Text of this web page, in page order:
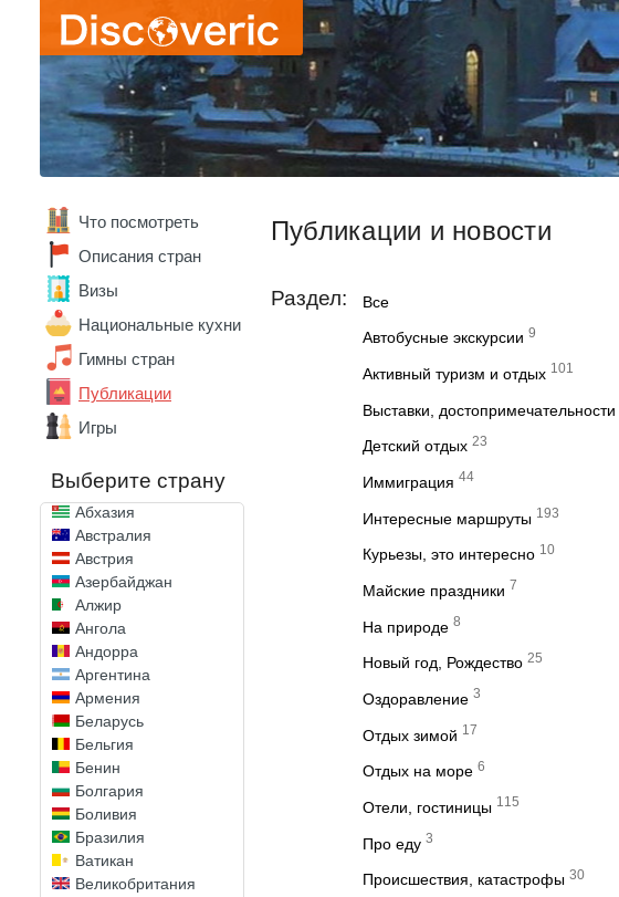
Что посмотреть
Описания стран
Визы
Национальные кухни
Гимны стран
Публикации
Игры
Выберите страну
Абхазия
Австралия
Австрия
Азербайджан
Алжир
Ангола
Андорра
Аргентина
Армения
Беларусь
Бельгия
Бенин
Болгария
Боливия
Бразилия
Ватикан
Великобритания
Публикации и новости
Раздел: Все
Автобусные экскурсии 9
Активный туризм и отдых 101
Выставки, достопримечательности
Детский отдых 23
Иммиграция 44
Интересные маршруты 193
Курьезы, это интересно 10
Майские праздники 7
На природе 8
Новый год, Рождество 25
Оздоравление 3
Отдых зимой 17
Отдых на море 6
Отели, гостиницы 115
Про еду 3
Происшествия, катастрофы 30